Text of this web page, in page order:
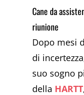
Cane da
riunione
Dopo mesi
di
suo sogno
della HARTT